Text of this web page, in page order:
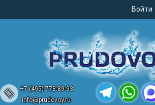
Войти
+7 (495) 778-89-93
info@prudovoy.ru